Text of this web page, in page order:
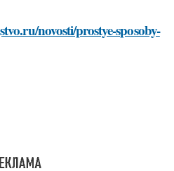
novosti/prostye-sposoby-